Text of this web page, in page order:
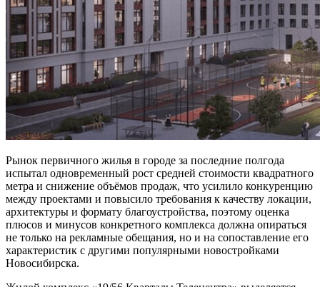
Рынок первичного жилья в городе за последние полгода
испытал одновременный рост средней стоимости квадратного
метра и снижение объёмов продаж, что усилило конкуренцию
между проектами и повысило требования к качеству локации,
архитектуры и формату благоустройства, поэтому оценка
плюсов и минусов конкретного комплекса должна опираться
не только на рекламные обещания, но и на сопоставление его
характеристик с другими популярными новостройками
Новосибирска.